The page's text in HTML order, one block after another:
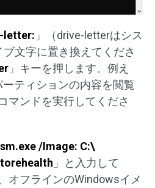
letter: 」（drive-letterはシス
文字に置き換えてくださ
」キーを押します。例え
ーティションの内容を閲覧
マンドを実行してくださ
/Image: C:\
」と入力して
オフラインのWindowsイメ